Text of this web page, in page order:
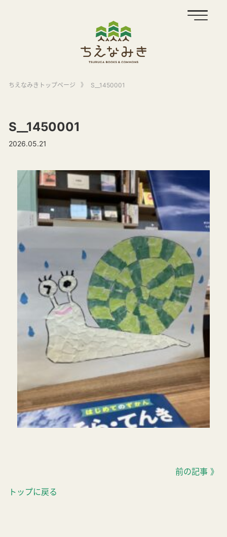
ちえなみきトップページ 》 S__1450001
S__1450001
2026.05.21
トップに戻る
前の記事 》